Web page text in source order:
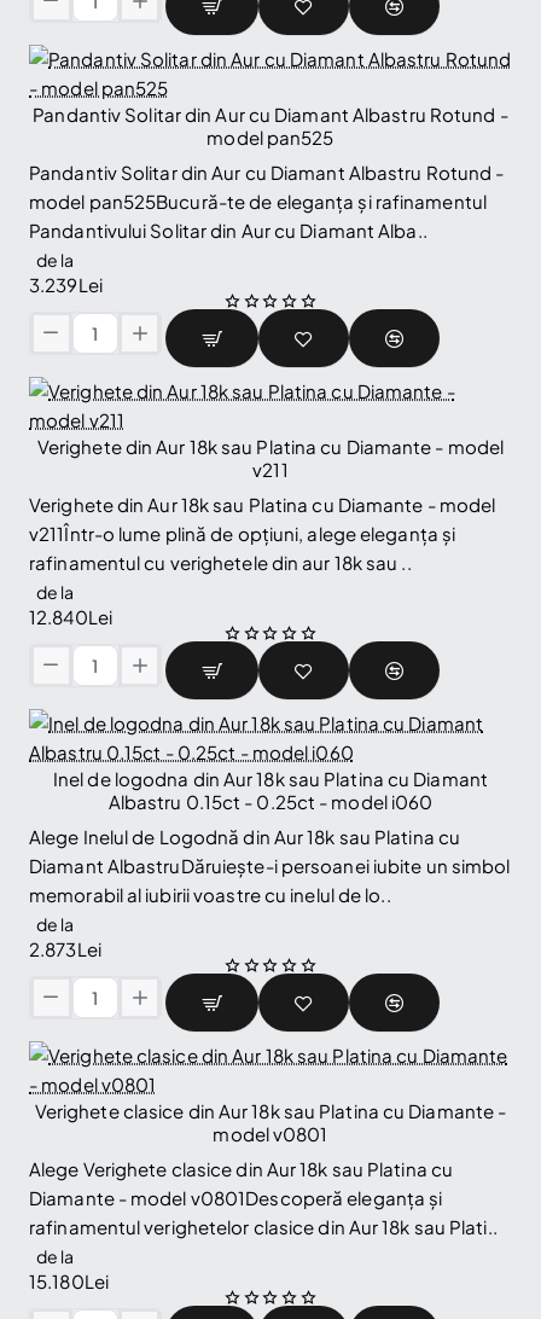
Am citit și sunt de acord cu Politica de confidentialitate
Nu mai afișa.
Cercei
din
Aur
cu
model
c1951
Pandantiv Solitar din Aur cu Diamant Albastru Rotund -
model pan525
Pandantiv Solitar din Aur cu Diamant Albastru Rotund -
model pan525Bucură-te de eleganța și rafinamentul
Pandantivului Solitar din Aur cu Diamant Alba..
de la
3.239Lei
Pandantiv
din
Aur
cu
Diamant
Rotund
-
model
pan525
Verighete din Aur 18k sau Platina cu Diamante - model
v211
Verighete din Aur 18k sau Platina cu Diamante - model
v211Într-o lume plină de opțiuni, alege eleganța și
rafinamentul cu verighetele din aur 18k sau ..
de la
12.840Lei
Verighete
Aur
18k
sau
Diamante
-
model
v211
Inel de logodna din Aur 18k sau Platina cu Diamant
Albastru 0.15ct - 0.25ct - model i060
Alege Inelul de Logodnă din Aur 18k sau Platina cu
Diamant AlbastruDăruiește-i persoanei iubite un simbol
memorabil al iubirii voastre cu inelul de lo..
de la
2.873Lei
logodna
din
Aur
Platina
cu
Diamant
Albastru
0.15ct
Verighete clasice din Aur 18k sau Platina cu Diamante -
model v0801
Alege Verighete clasice din Aur 18k sau Platina cu
Diamante - model v0801Descoperă eleganța și
rafinamentul verighetelor clasice din Aur 18k sau Plati..
de la
15.180Lei